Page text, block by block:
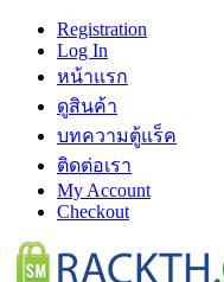
Registration
Log In
หน้าแรก
ดูสินค้า
บทความตู้แร็ค
ติดต่อเรา
My Account
Checkout